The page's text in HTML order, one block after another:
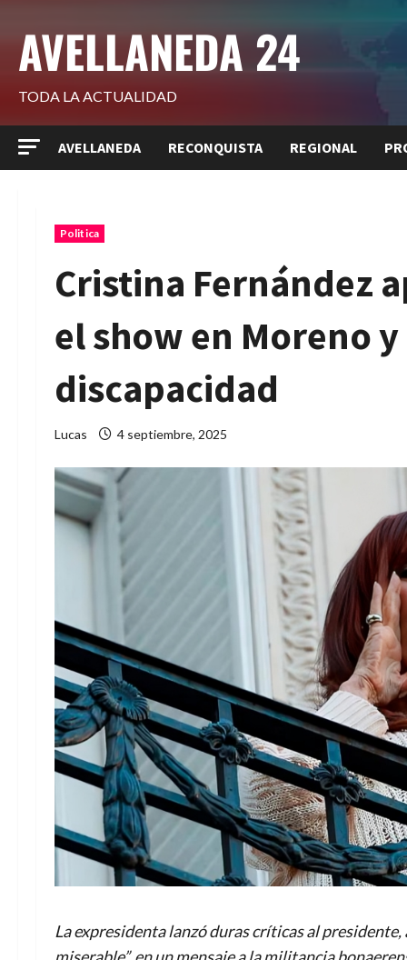
contenido
AVELLANEDA 24
TODA LA ACTUALIDAD
AVELLANEDA RECONQUISTA REGIONAL
Politica
Cristina Fernández
el show en Moreno
discapacidad
Lucas 4 septiembre, 2025
La expresidenta lanzó duras críticas al presidente,